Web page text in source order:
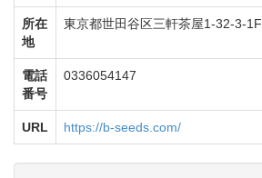
所在
地
東京都世田谷区三軒茶屋1-32-3-1F
電話
番号
0336054147
URL https://b-seeds.com/